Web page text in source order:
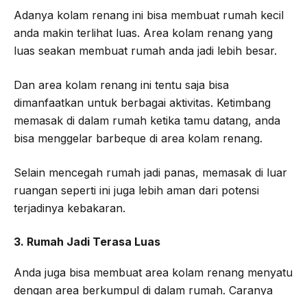
Adanya kolam renang ini bisa membuat rumah kecil
anda makin terlihat luas. Area kolam renang yang
luas seakan membuat rumah anda jadi lebih besar.
Dan area kolam renang ini tentu saja bisa
dimanfaatkan untuk berbagai aktivitas. Ketimbang
memasak di dalam rumah ketika tamu datang, anda
bisa menggelar barbeque di area kolam renang.
Selain mencegah rumah jadi panas, memasak di luar
ruangan seperti ini juga lebih aman dari potensi
terjadinya kebakaran.
3. Rumah Jadi Terasa Luas
Anda juga bisa membuat area kolam renang menyatu
dengan area berkumpul di dalam rumah. Caranya